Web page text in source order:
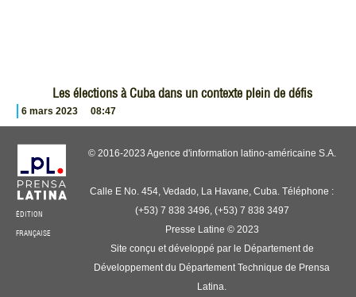
Les élections à Cuba dans un contexte plein de défis
6 mars 2023 08:47
ÉDITION
FRANÇAISE
© 2016-2023 Agence d'information latino-américaine S.A.
Calle E No. 454, Vedado, La Havane, Cuba. Téléphone :
(+53) 7 838 3496, (+53) 7 838 3497
Presse Latine © 2023
Site conçu et développé par le Département de
Développement du Département Technique de Prensa
Latina.